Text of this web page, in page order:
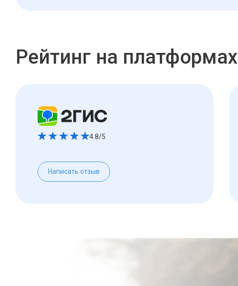
Рейтинг на платформах
4.8/5
Написать отзыв